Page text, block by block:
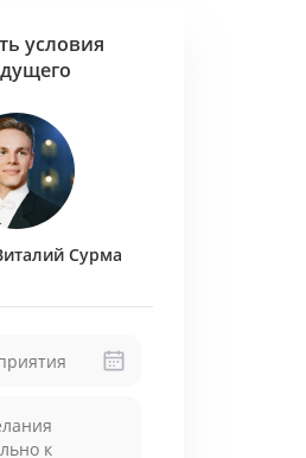
1 канал
Большом
3-го
1 (8
Жарковой)
Дворца
000
условия
Сурма